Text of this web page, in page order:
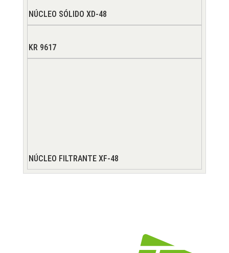
NÚCLEO SÓLIDO XD-48
KR 9617
NÚCLEO FILTRANTE XF-48